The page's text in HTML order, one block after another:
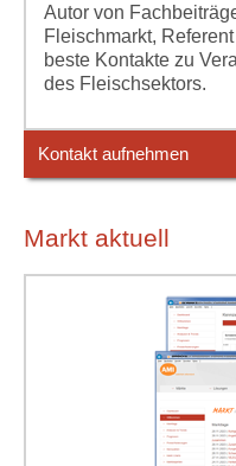
Autor von
Fleischmarkt,
beste Kontakte zu
des Fleischsektors.
Kontakt aufnehmen
Markt aktuell